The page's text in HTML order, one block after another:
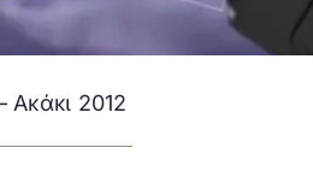
Ακάκι 2012